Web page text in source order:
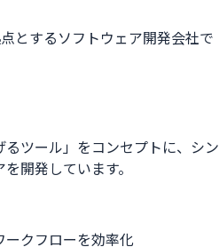
とするソフトウェア開発会社で
るツール」をコンセプトに、シン
開発しています。
クフローを効率化